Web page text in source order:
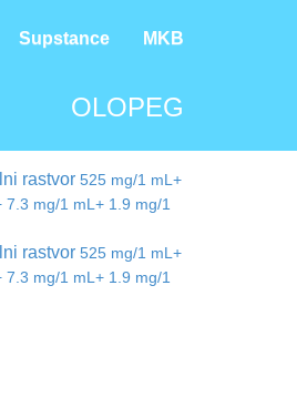
Supstance MKB
OLOPEG
rastvor 525 mg/1 mL+
7.3 mg/1 mL+ 1.9 mg/1
rastvor 525 mg/1 mL+
7.3 mg/1 mL+ 1.9 mg/1